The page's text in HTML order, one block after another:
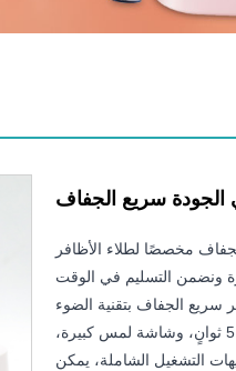
سريع الجفاف
مخصصًا لطلاء الأظافر
ونضمن التسليم في الوقت
سريع الجفاف بتقنية الضوء
الأحمر الذكية اللطيفة على اليدين، والتجفيف السريع لمدة 5 ثوانٍ، وشاشة لمس كبيرة،
التشغيل الشاملة، يمكن